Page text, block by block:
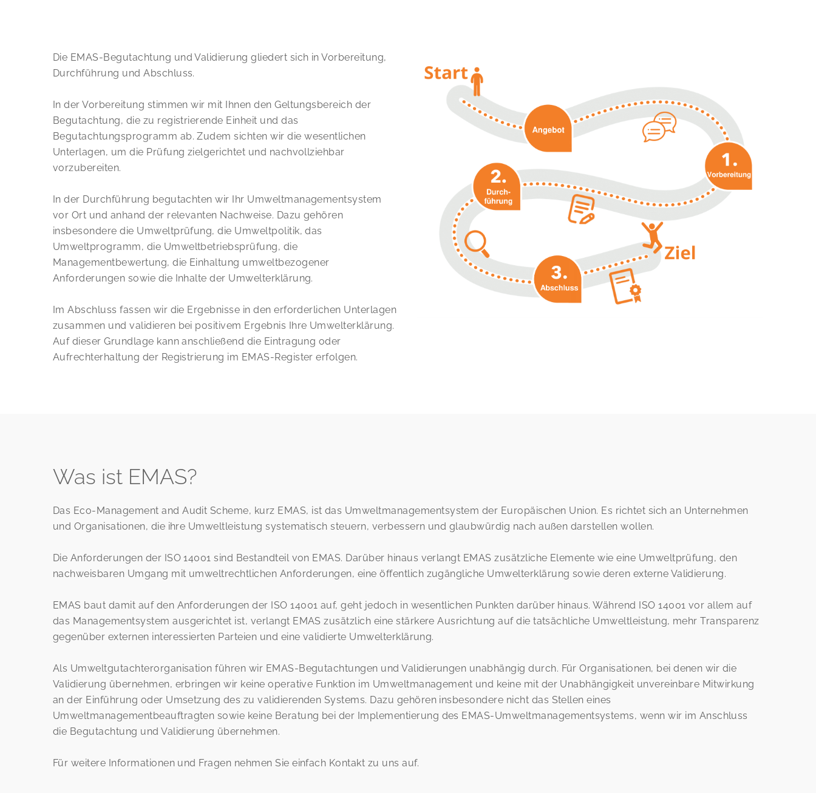
Die EMAS-Begutachtung und Validierung gliedert sich in Vorbereitung,
Durchführung und Abschluss.
In der Vorbereitung stimmen wir mit Ihnen den Geltungsbereich der
Begutachtung, die zu registrierende Einheit und das
Begutachtungsprogramm ab. Zudem sichten wir die wesentlichen
Unterlagen, um die Prüfung zielgerichtet und nachvollziehbar
vorzubereiten.
In der Durchführung begutachten wir Ihr Umweltmanagementsystem
vor Ort und anhand der relevanten Nachweise. Dazu gehören
insbesondere die Umweltprüfung, die Umweltpolitik, das
Umweltprogramm, die Umweltbetriebsprüfung, die
Managementbewertung, die Einhaltung umweltbezogener
Anforderungen sowie die Inhalte der Umwelterklärung.
Im Abschluss fassen wir die Ergebnisse in den erforderlichen Unterlagen
zusammen und validieren bei positivem Ergebnis Ihre Umwelterklärung.
Auf dieser Grundlage kann anschließend die Eintragung oder
Aufrechterhaltung der Registrierung im EMAS-Register erfolgen.
Was ist EMAS?
Das Eco-Management and Audit Scheme, kurz EMAS, ist das Umweltmanagementsystem der Europäischen Union. Es richtet sich an Unternehmen
und Organisationen, die ihre Umweltleistung systematisch steuern, verbessern und glaubwürdig nach außen darstellen wollen.
Die Anforderungen der ISO 14001 sind Bestandteil von EMAS. Darüber hinaus verlangt EMAS zusätzliche Elemente wie eine Umweltprüfung, den
nachweisbaren Umgang mit umweltrechtlichen Anforderungen, eine öffentlich zugängliche Umwelterklärung sowie deren externe Validierung.
EMAS baut damit auf den Anforderungen der ISO 14001 auf, geht jedoch in wesentlichen Punkten darüber hinaus. Während ISO 14001 vor allem auf
das Managementsystem ausgerichtet ist, verlangt EMAS zusätzlich eine stärkere Ausrichtung auf die tatsächliche Umweltleistung, mehr Transparenz
gegenüber externen interessierten Parteien und eine validierte Umwelterklärung.
Als Umweltgutachterorganisation führen wir EMAS-Begutachtungen und Validierungen unabhängig durch. Für Organisationen, bei denen wir die
Validierung übernehmen, erbringen wir keine operative Funktion im Umweltmanagement und keine mit der Unabhängigkeit unvereinbare Mitwirkung
an der Einführung oder Umsetzung des zu validierenden Systems. Dazu gehören insbesondere nicht das Stellen eines
Umweltmanagementbeauftragten sowie keine Beratung bei der Implementierung des EMAS-Umweltmanagementsystems, wenn wir im Anschluss
die Begutachtung und Validierung übernehmen.
Für weitere Informationen und Fragen nehmen Sie einfach Kontakt zu uns auf.